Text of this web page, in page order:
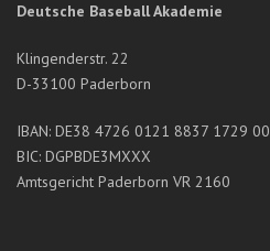
Deutsche Baseball Akademie
Klingenderstr. 22
D-33100 Paderborn
IBAN: DE38 4726 0121 8837 1729 00
BIC: DGPBDE3MXXX
Amtsgericht Paderborn VR 2160